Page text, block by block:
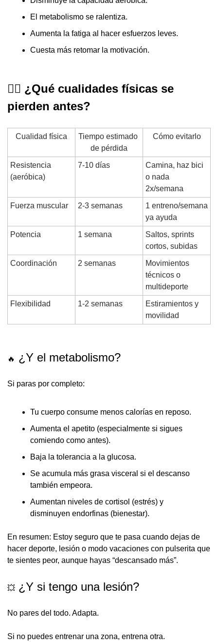
El metabolismo se ralentiza.
Aumenta la fatiga al hacer esfuerzos leves.
Cuesta más retomar la motivación.
🏋️‍♀️ ¿Qué cualidades físicas se
pierden antes?
Cualidad física
Tiempo estimado
de pérdida
Cómo evitarlo
Resistencia
(aeróbica)
7-10 días
Camina, haz bici
o nada
2x/semana
Fuerza muscular 2-3 semanas
1 entreno/semana
ya ayuda
Potencia 1 semana
Saltos, sprints
cortos, subidas
Coordinación 2 semanas
Movimientos
técnicos o
multideporte
Flexibilidad 1-2 semanas
Estiramientos y
movilidad
🔥 ¿Y el metabolismo?
Si paras por completo:
Tu cuerpo consume menos calorías en reposo.
Aumenta el apetito (especialmente si sigues
comiendo como antes).
Baja la tolerancia a la glucosa.
Se acumula más grasa visceral si el descanso
también empeora.
Aumentan niveles de cortisol (estrés) y
disminuyen endorfinas (bienestar).
En resumen: Estoy seguro que te pasa cuando dejas de
te sientes peor, aunque hayas “descansado más”.
💥 ¿Y si tengo una lesión?
No pares del todo. Adapta.
Si no puedes entrenar una zona, entrena otra.